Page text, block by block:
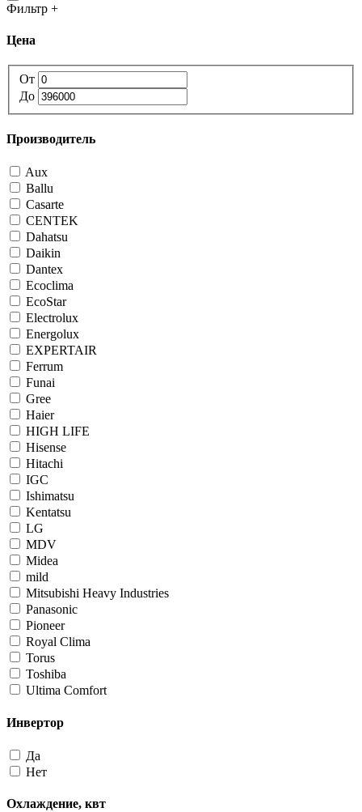
Фильтр +
Цена
От
До
Производитель
Aux
Ballu
Casarte
CENTEK
Dahatsu
Daikin
Dantex
Ecoclima
EcoStar
Electrolux
Energolux
EXPERTAIR
Ferrum
Funai
Gree
Haier
HIGH LIFE
Hisense
Hitachi
IGC
Ishimatsu
Kentatsu
LG
MDV
Midea
mild
Mitsubishi Heavy Industries
Panasonic
Pioneer
Royal Clima
Torus
Toshiba
Ultima Comfort
Инвертор
Да
Нет
Охлаждение, квт